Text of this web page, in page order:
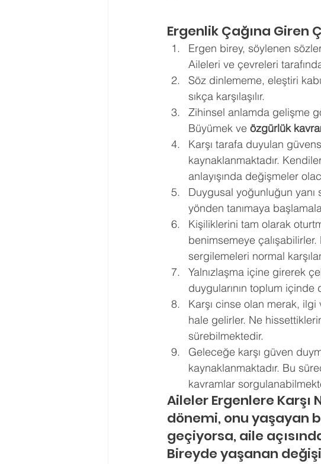
Ergenlik Çağına Giren
Ergen birey, söylenen
Aileleri ve çevreleri
Söz dinlememe, eleştiri
sıkça karşılaşılır.
Zihinsel anlamda gelişme
Büyümek ve özgürlük
Karşı tarafa duyulan
kaynaklanmaktadır.
anlayışında değişmeler
Duygusal yoğunluğun yanı
yönden tanımaya
Kişiliklerini tam olarak
benimsemeye
sergilemeleri normal
Yalnızlaşma içine girerek
duygularının toplum içinde
Karşı cinse olan merak,
hale gelirler. Ne
sürebilmektedir.
Geleceğe karşı güven
kaynaklanmaktadır. Bu
kavramlar
Aileler Ergenlere Karşı
dönemi, onu yaşayan
geçiyorsa, aile
Bireyde yaşanan